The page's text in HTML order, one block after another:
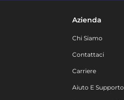
Azienda
Chi Siamo
Contattaci
Carriere
Aiuto E Supporto